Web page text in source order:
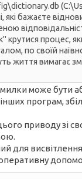
які бажаєте
крутися процес,
по своїй
життя вимагає
може бути
програм,
приводу зі
для